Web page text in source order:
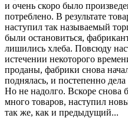
и очень скоро было
потреблено. В результате
наступил так называемый
были остановиться,
лишились хлеба. Повсюду
истечении некоторого
проданы, фабрики снова
поднялась, и постепенно
Но не надолго. Вскоре снова
много товаров, наступил
так же, как и предыдущий...